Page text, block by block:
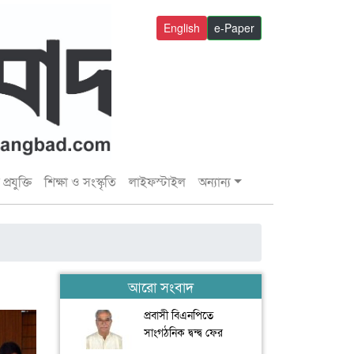
e-Paper
English
শিক্ষা ও সংস্কৃতি লাইফস্টাইল অন্যান্য
আরো সংবাদ
প্রবাসী বিএনপিতে
সাংগঠনিক দ্বন্দ্ব ফের